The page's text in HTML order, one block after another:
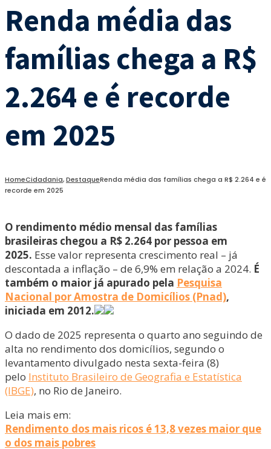
Renda média das
famílias chega a R$
2.264 e é recorde
em 2025
HomeCidadania,DestaqueRenda média das famílias chega a R$ 2.264 e é
recorde em 2025
O rendimento médio mensal das famílias
brasileiras chegou a R$ 2.264 por pessoa em
2025. Esse valor representa crescimento real – já
descontada a inflação – de 6,9% em relação a 2024. É
também o maior já apurado pela Pesquisa
Nacional por Amostra de Domicílios (Pnad),
iniciada em 2012.
O dado de 2025 representa o quarto ano seguindo de
alta no rendimento dos domicílios, segundo o
levantamento divulgado nesta sexta-feira (8)
pelo Instituto Brasileiro de Geografia e Estatística
(IBGE), no Rio de Janeiro.
Leia mais em:
Rendimento dos mais ricos é 13,8 vezes maior que
o dos mais pobres